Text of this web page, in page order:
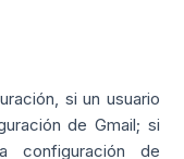
si un usuario
de Gmail; si
configuración de